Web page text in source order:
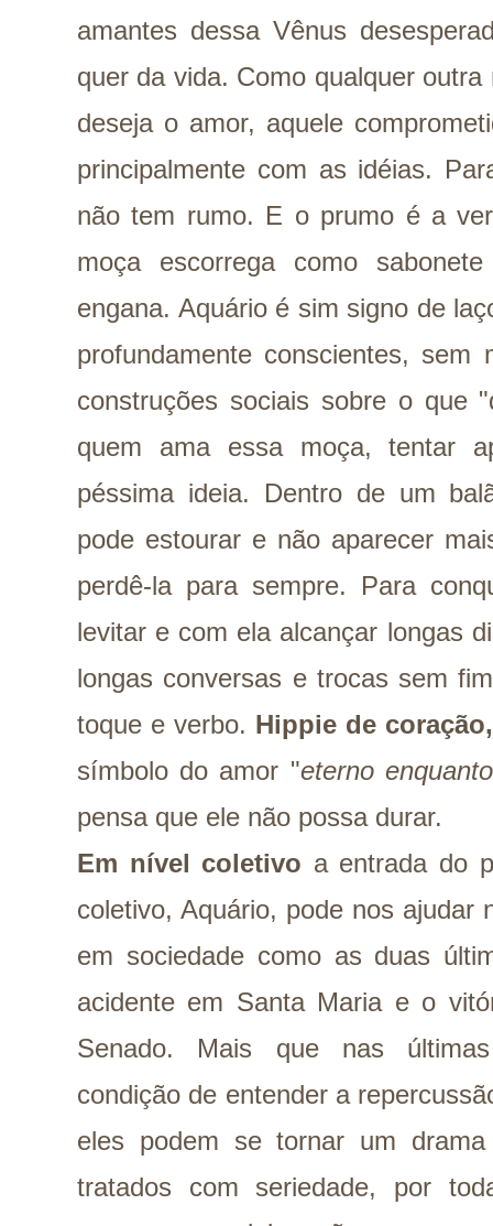
amantes dessa Vênus
quer da vida. Como qualquer
deseja o amor, aquele
principalmente com as idéias.
não tem rumo. E o prumo é a
moça escorrega como
engana. Aquário é sim signo de
profundamente conscientes, sem
construções sociais sobre o que
quem ama essa moça, tentar
péssima ideia. Dentro de um
pode estourar e não aparecer
perdê-la para sempre. Para
levitar e com ela alcançar longas
longas conversas e trocas sem
toque e verbo. Hippie de
símbolo do amor "eterno
pensa que ele não possa durar.
Em nível coletivo a entrada do
coletivo, Aquário, pode nos ajudar
em sociedade como as duas
acidente em Santa Maria e o
Senado. Mais que nas
condição de entender a
eles podem se tornar um
tratados com seriedade, por